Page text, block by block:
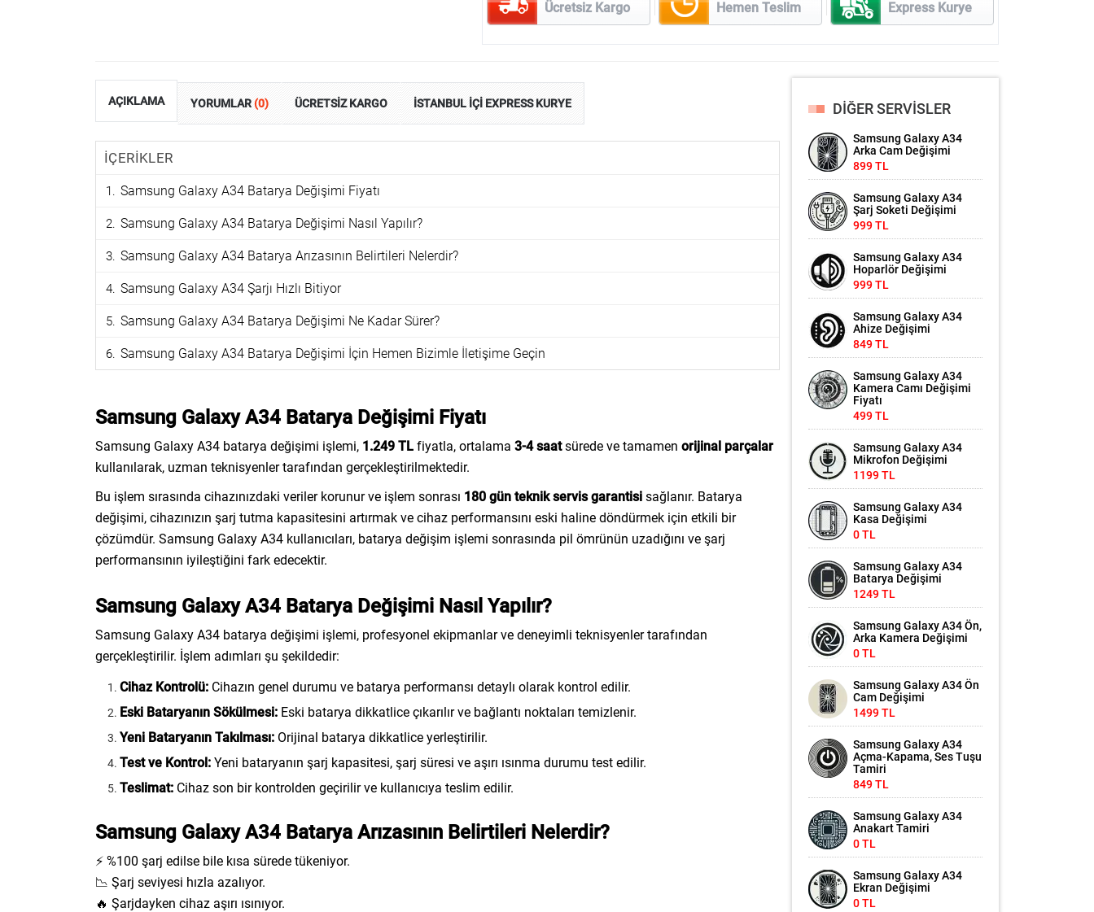
Ücretsiz Kargo Hemen Teslim Express Kurye
AÇIKLAMA YORUMLAR(0) ÜCRETSİZ KARGO İSTANBUL İÇİ EXPRESS KURYE
İÇERİKLER
Samsung Galaxy A34 Batarya Değişimi Fiyatı
Samsung Galaxy A34 Batarya Değişimi Nasıl Yapılır?
Samsung Galaxy A34 Batarya Arızasının Belirtileri Nelerdir?
Samsung Galaxy A34 Şarjı Hızlı Bitiyor
Samsung Galaxy A34 Batarya Değişimi Ne Kadar Sürer?
Samsung Galaxy A34 Batarya Değişimi İçin Hemen Bizimle İletişime Geçin
Samsung Galaxy A34 Batarya Değişimi Fiyatı
Samsung Galaxy A34 batarya değişimi işlemi, 1.249 TL fiyatla, ortalama 3-4 saatsürede ve tamamen orijinal parçalar
kullanılarak, uzman teknisyenler tarafından gerçekleştirilmektedir.
Bu işlem sırasında cihazınızdaki veriler korunur ve işlem sonrası 180 gün teknik servis garantisi sağlanır. Batarya
değişimi, cihazınızın şarj tutma kapasitesini artırmak ve cihaz performansını eski haline döndürmek için etkili bir
çözümdür. Samsung Galaxy A34 kullanıcıları, batarya değişim işlemi sonrasında pil ömrünün uzadığını ve şarj
performansının iyileştiğini fark edecektir.
Samsung Galaxy A34 Batarya Değişimi Nasıl Yapılır?
Samsung Galaxy A34 batarya değişimi işlemi, profesyonel ekipmanlar ve deneyimli teknisyenler tarafından
gerçekleştirilir. İşlem adımları şu şekildedir:
Cihaz Kontrolü: Cihazın genel durumu ve batarya performansı detaylı olarak kontrol edilir.
Eski Bataryanın Sökülmesi: Eski batarya dikkatlice çıkarılır ve bağlantı noktaları temizlenir.
Yeni Bataryanın Takılması: Orijinal batarya dikkatlice yerleştirilir.
Test ve Kontrol: Yeni bataryanın şarj kapasitesi, şarj süresi ve aşırı ısınma durumu test edilir.
Teslimat: Cihaz son bir kontrolden geçirilir ve kullanıcıya teslim edilir.
Samsung Galaxy A34 Batarya Arızasının Belirtileri Nelerdir?
⚡ %100 şarj edilse bile kısa sürede tükeniyor.
📉 Şarj seviyesi hızla azalıyor.
🔥 Şarjdayken cihaz aşırı ısınıyor.
DİĞER SERVİSLER
Samsung Galaxy A34
Arka Cam Değişimi
899 TL
Samsung Galaxy A34
Şarj Soketi Değişimi
999 TL
Samsung Galaxy A34
Hoparlör Değişimi
999 TL
Samsung Galaxy A34
Ahize Değişimi
849 TL
Samsung Galaxy A34
Kamera Camı Değişimi
Fiyatı
499 TL
Samsung Galaxy A34
Mikrofon Değişimi
1199 TL
Samsung Galaxy A34
Kasa Değişimi
0 TL
Samsung Galaxy A34
Batarya Değişimi
1249 TL
Samsung Galaxy A34 Ön,
Arka Kamera Değişimi
0 TL
Samsung Galaxy A34 Ön
Cam Değişimi
1499 TL
Samsung Galaxy A34
Açma-Kapama, Ses Tuşu
Tamiri
849 TL
Samsung Galaxy A34
Anakart Tamiri
0 TL
Samsung Galaxy A34
Ekran Değişimi
0 TL